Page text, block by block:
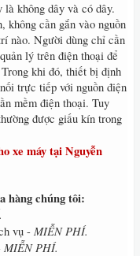
không dây và có dây.
không cần gắn vào nguồn
nào. Người dùng chỉ cần
lý trên điện thoại để
khi đó, thiết bị định
trực tiếp với nguồn điện
mềm điện thoại. Tuy
được giấu kín trong
xe máy tại Nguyễn
hàng chúng tôi:
vụ - MIỄN PHÍ.
MIỄN PHÍ.